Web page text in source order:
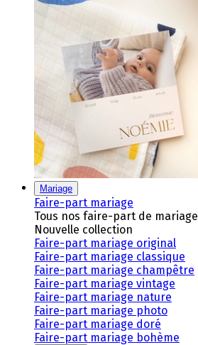
Mariage
Faire-part mariage
Tous nos faire-part de mariage
Nouvelle collection
Faire-part mariage original
Faire-part mariage classique
Faire-part mariage champêtre
Faire-part mariage vintage
Faire-part mariage nature
Faire-part mariage photo
Faire-part mariage doré
Faire-part mariage bohème